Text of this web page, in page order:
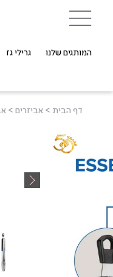
המותגים שלנו גרילי גז
דף הבית > אביזרים >